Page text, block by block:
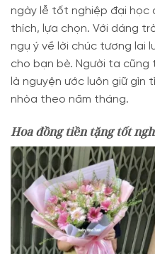
ngày lễ tốt nghiệp đại học
thích, lựa chọn. Với dáng
ngụ ý về lời chúc tương lai
cho bạn bè. Người ta
là nguyện ước luôn giữ gìn
nhòa theo năm tháng.
Hoa đồng tiền tặng tốt